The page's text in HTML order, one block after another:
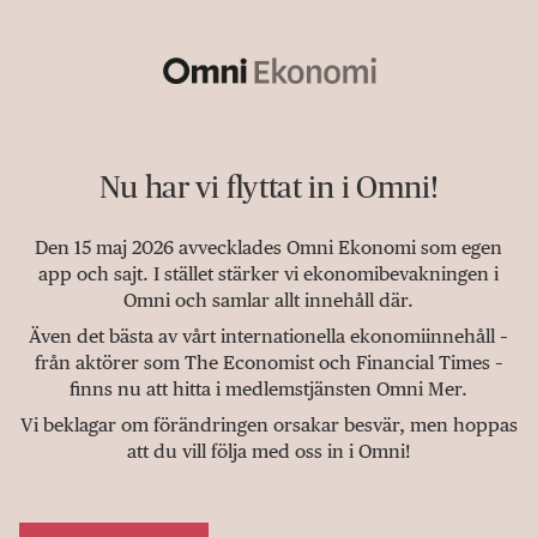
Nu har vi flyttat in i Omni!
Den 15 maj 2026 avvecklades Omni Ekonomi som egen
app och sajt. I stället stärker vi ekonomibevakningen i
Omni och samlar allt innehåll där.
Även det bästa av vårt internationella ekonomiinnehåll –
från aktörer som The Economist och Financial Times –
finns nu att hitta i medlemstjänsten Omni Mer.
Vi beklagar om förändringen orsakar besvär, men hoppas
att du vill följa med oss in i Omni!